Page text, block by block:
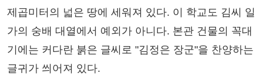
제곱미터의 넓은 땅에 세워져 있다. 이 학교도 김씨 일
가의 숭배 대열에서 예외가 아니다. 본관 건물의 꼭대
기에는 커다란 붉은 글씨로 "김정은 장군"을 찬양하는
글귀가 씌어져 있다.